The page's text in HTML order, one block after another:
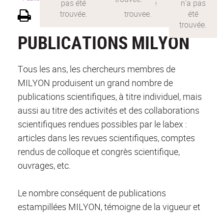
PUBLICATIONS MILYON
Tous les ans, les chercheurs membres de
MILYON produisent un grand nombre de
publications scientifiques, à titre individuel, mais
aussi au titre des activités et des collaborations
scientifiques rendues possibles par le labex :
articles dans les revues scientifiques, comptes
rendus de colloque et congrès scientifique,
ouvrages, etc.
Le nombre conséquent de publications
estampillées MILYON, témoigne de la vigueur et